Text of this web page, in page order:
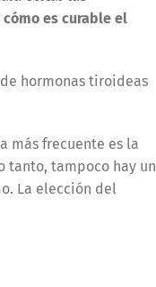
es curable el
hormonas tiroideas
más frecuente es la
tanto, tampoco hay un
La elección del